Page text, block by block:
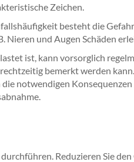
Zeichen.
besteht die
Nieren und Augen Schäden
ist, kann vorsorglich
bemerkt werden
notwendigen
Reduzieren Sie